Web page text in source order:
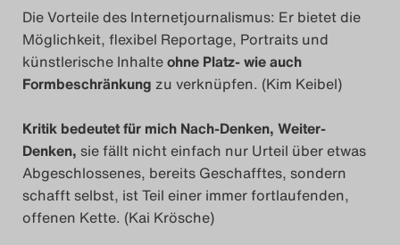
Das Theatertreffen-Blog
2017
Das Theatertreffen-Blog
2018
Das Theatertreffen-Blog
2018 Alumni
Die Vorteile des Internetjournalismus: Er bietet die
Möglichkeit, flexibel Reportage, Portraits und
künstlerische Inhalteohne Platz- wie auch
Formbeschränkung zu verknüpfen. (Kim Keibel)
Kritik bedeutet für mich Nach-Denken, Weiter-
Denken, sie fällt nicht einfach nur Urteil über etwas
Abgeschlossenes, bereits Geschafftes, sondern
schafft selbst, ist Teil einer immer fortlaufenden,
offenen Kette. (Kai Krösche)